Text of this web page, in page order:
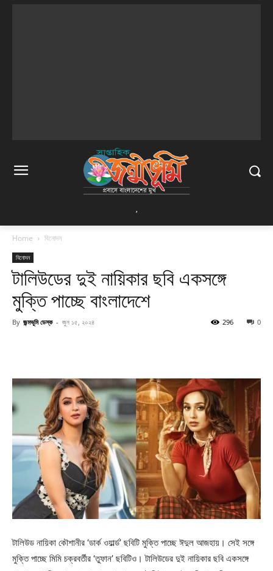
Home বিনোদন
বিনোদন
টালিউডের দুই নায়িকার ছবি একসঙ্গে
মুক্তি পাচ্ছে বাংলাদেশে
By জন্মভূমি ডেস্ক - জুন ১৫, ২০২৪ 0
296
টালিউড নায়িকা কৌশানীর ‘ডার্ক ওয়ার্ল্ড’ ছবিটি মুক্তি পাচ্ছে ঈদুল আজহায়। সেই সঙ্গে
মুক্তি পাচ্ছে মিমি চক্রবর্তীর ‘তুফান’ ছবিটিও। টালিউডের দুই নায়িকার ছবি একসঙ্গে